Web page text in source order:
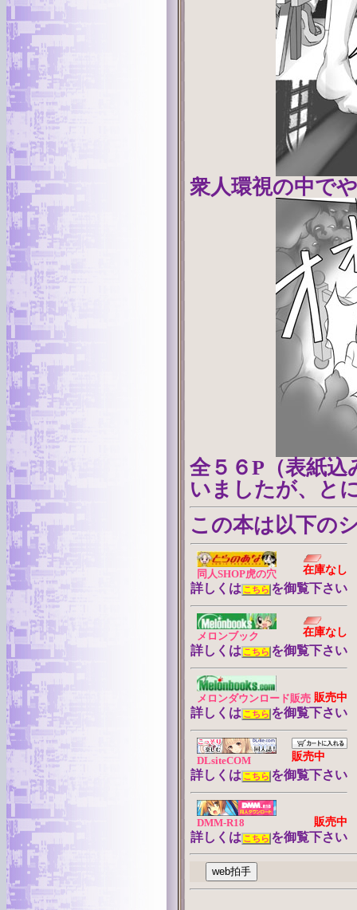
衆人環視の中で
全５６P（表紙
いましたが、と
この本は以下の
同人SHOP虎の穴 在庫なし
詳しくは こちら を御覧下さい
メロンブック 在庫なし
詳しくは こちら を御覧下さい
メロンダウンロード販売 販売中
詳しくは こちら を御覧下さい
DLsiteCOM 販売中
詳しくは こちら を御覧下さい
DMM-R18 販売中
詳しくは こちら を御覧下さい